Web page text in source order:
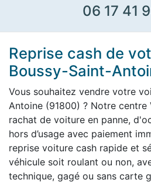
06 17 41
Reprise cash de
Boussy-Saint-
Vous souhaitez vendre votre
Antoine (91800) ? Notre centre
rachat de voiture en panne,
hors d’usage avec paiement
reprise voiture cash rapide et
véhicule soit roulant ou non,
technique, gagé ou sans carte